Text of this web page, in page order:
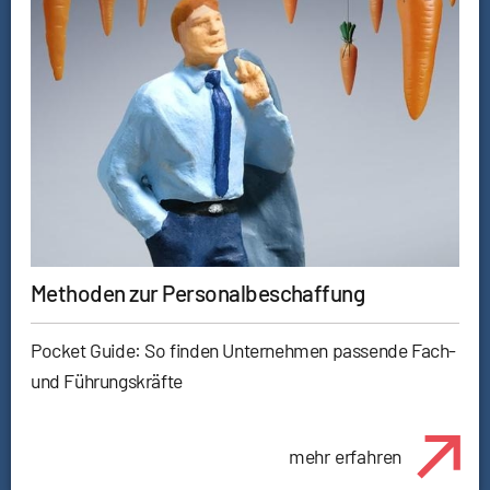
Methoden zur Personalbeschaffung
Pocket Guide: So finden Unternehmen passende Fach-
und Führungskräfte
mehr erfahren